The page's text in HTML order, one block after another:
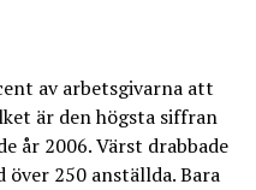
av arbetsgivarna att
är den högsta siffran
år 2006. Värst drabbade
250 anställda. Bara